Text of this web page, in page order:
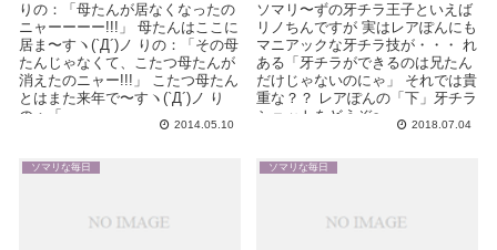
りの：「母たんが居なくなったの
ニャーーーー!!!」 母たんはここに
居ま〜すヽ(`Д´)ノ りの：「その母
たんじゃなくて、こたつ母たんが
消えたのニャー!!!」 こたつ母たん
とはまた来年で〜すヽ(`Д´)ノ り
の：「...
2014.05.10
ソマリ〜ずの牙チラ王子といえば
リノちんですが 実はレアぽんにも
マニアックな牙チラ技が・・・ れ
ある「牙チラができるのは兄たん
だけじゃないのにゃ」 それでは貴
重な？？ レアぽんの「下」牙チラ
ショットをどうぞ〜 ...
2018.07.04
ソマリな毎日 ソマリな毎日